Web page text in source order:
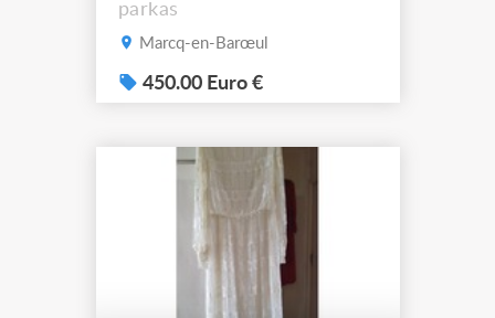
parkas
Marcq-en-Barœul
450.00 Euro €